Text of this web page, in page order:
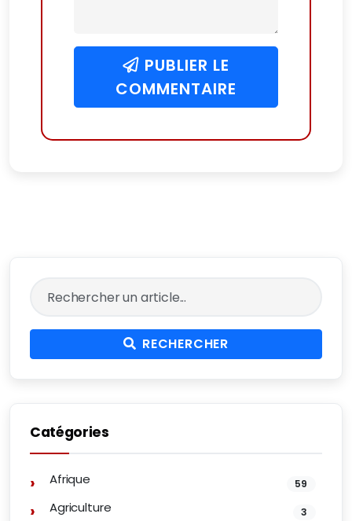
PUBLIER LE
COMMENTAIRE
RECHERCHER
Catégories
Afrique 59
Agriculture 3